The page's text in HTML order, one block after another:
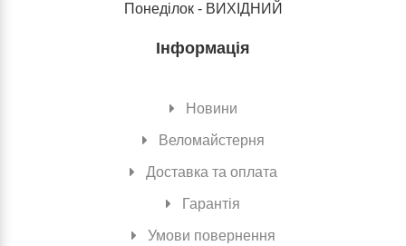
Понеділок - ВИХІДНИЙ
Інформація
Новини
Веломайстерня
Доставка та оплата
Гарантія
Умови повернення